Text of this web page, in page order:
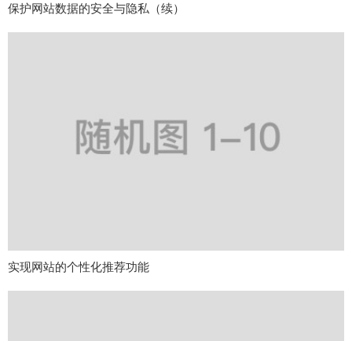
保护网站数据的安全与隐私（续）
实现网站的个性化推荐功能